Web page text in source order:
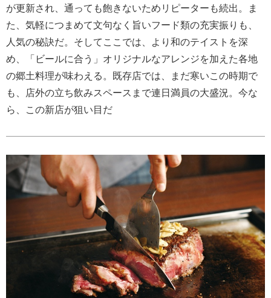
が更新され、通っても飽きないためリピーターも続出。ま
た、気軽につまめて文句なく旨いフード類の充実振りも、
人気の秘訣だ。そしてここでは、より和のテイストを深
め、「ビールに合う」オリジナルなアレンジを加えた各地
の郷土料理が味わえる。既存店では、まだ寒いこの時期で
も、店外の立ち飲みスペースまで連日満員の大盛況。今な
ら、この新店が狙い目だ